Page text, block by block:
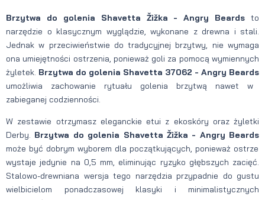
Brzytwa do golenia Shavetta Žižka - Angry Beards to
narzędzie o klasycznym wyglądzie, wykonane z drewna i stali.
Jednak w przeciwieństwie do tradycyjnej brzytwy, nie wymaga
ona umiejętności ostrzenia, ponieważ goli za pomocą wymiennych
żyletek. Brzytwa do golenia Shavetta 37062 - Angry Beards
umożliwia zachowanie rytuału golenia brzytwą nawet w
zabieganej codzienności.
W zestawie otrzymasz eleganckie etui z ekoskóry oraz żyletki
Derby. Brzytwa do golenia Shavetta Žižka - Angry Beards
może być dobrym wyborem dla początkujących, ponieważ ostrze
wystaje jedynie na 0,5 mm, eliminując ryzyko głębszych zacięć.
Stalowo-drewniana wersja tego narzędzia przypadnie do gustu
wielbicielom ponadczasowej klasyki i minimalistycznych